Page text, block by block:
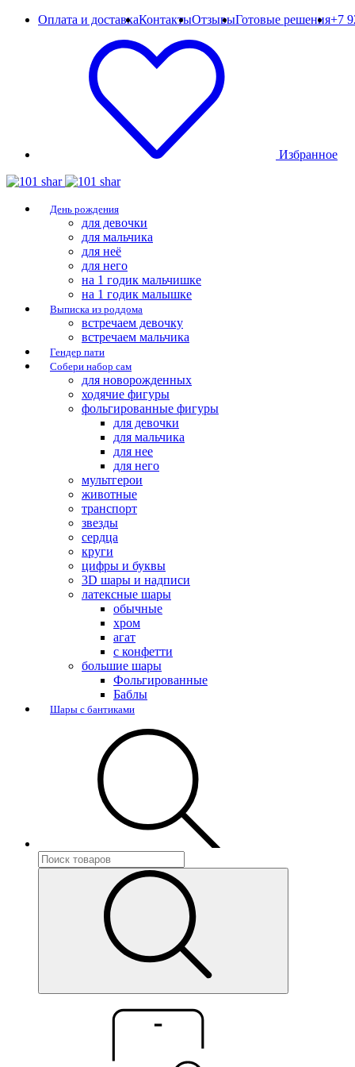
Оплата и доставкаКонтактыОтзывыГотовые решения+7
Избранное
День рождения
для девочки
для мальчика
для неё
для него
на 1 годик мальчишке
на 1 годик малышке
Выписка из роддома
встречаем девочку
встречаем мальчика
Гендер пати
Собери набор сам
для новорожденных
ходячие фигуры
фольгированные фигуры
для девочки
для мальчика
для нее
для него
мультгерои
животные
транспорт
звезды
сердца
круги
цифры и буквы
3D шары и надписи
латексные шары
обычные
хром
агат
с конфетти
большие шары
Фольгированные
Баблы
Шары с бантиками